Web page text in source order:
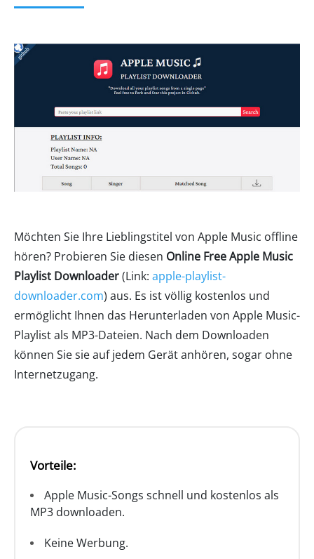
Möchten Sie Ihre Lieblingstitel von Apple Music offline
hören? Probieren Sie diesen Online Free Apple Music
Playlist Downloader(Link: apple-playlist-
downloader.com) aus. Es ist völlig kostenlos und
ermöglicht Ihnen das Herunterladen von Apple Music-
Playlist als MP3-Dateien. Nach dem Downloaden
können Sie sie auf jedem Gerät anhören, sogar ohne
Internetzugang.
Vorteile:
Apple Music-Songs schnell und kostenlos als
MP3 downloaden.
Keine Werbung.